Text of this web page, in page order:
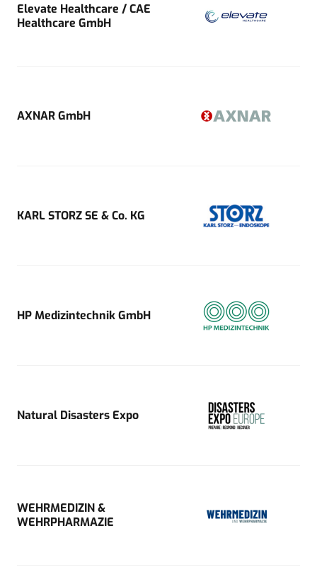
Elevate Healthcare / CAE
Healthcare GmbH
AXNAR GmbH
KARL STORZ SE & Co. KG
HP Medizintechnik GmbH
Natural Disasters Expo
WEHRMEDIZIN &
WEHRPHARMAZIE